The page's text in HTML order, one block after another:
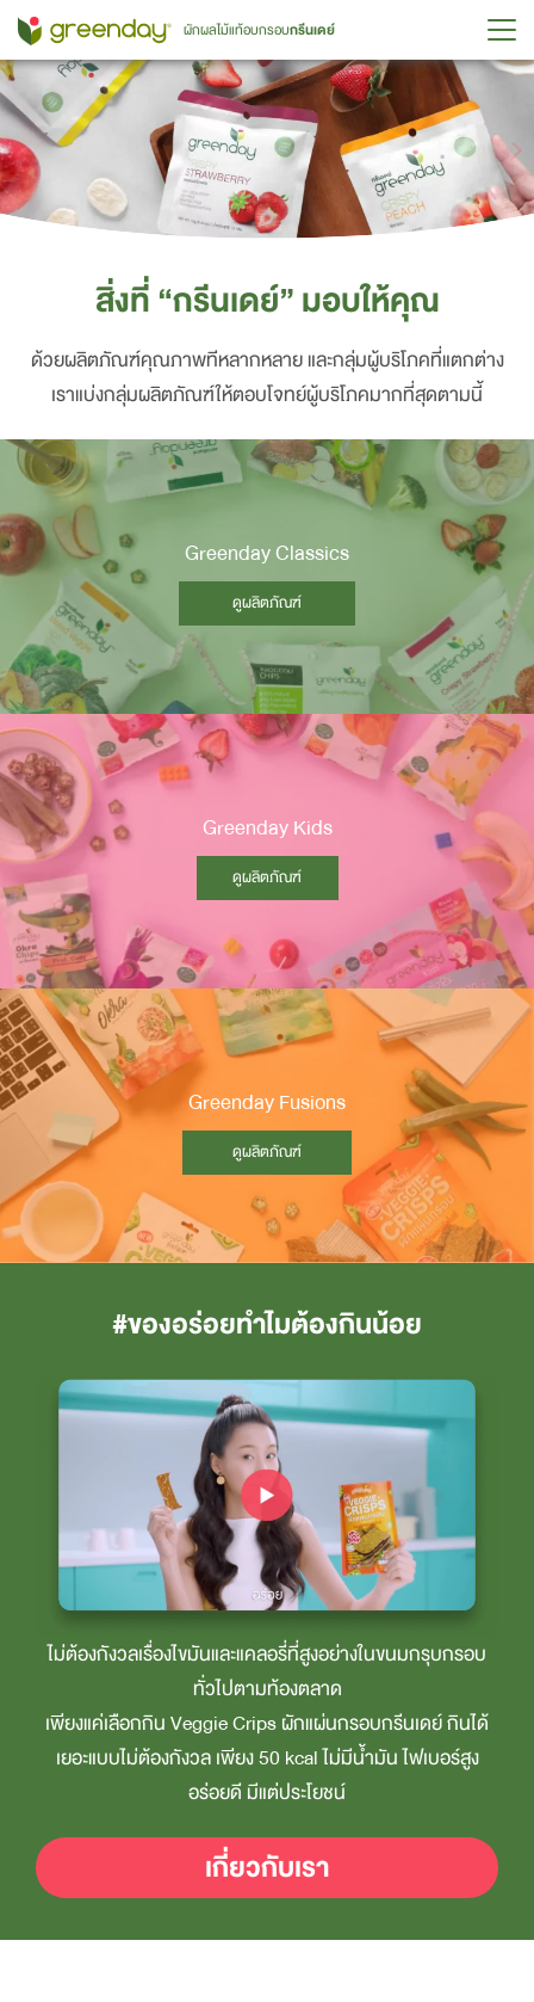
Skip
content
ผักผลไม้แท้อบกรอบกรีนเดย์
ค้นหา
สำหรับ:
ONLINE SHOP
สิ่งที่ “กรีนเดย์” มอบให้คุณ
ด้วยผลิตภัณฑ์คุณภาพทีหลากหลาย และกลุ่มผู้บริโภคที่แตกต่าง
เราแบ่งกลุ่มผลิตภัณฑ์ให้ตอบโจทย์ผู้บริโภคมากที่สุดตามนี้
Greenday Classics
ดูผลิตภัณฑ์
Greenday Kids
ดูผลิตภัณฑ์
Greenday Fusions
ดูผลิตภัณฑ์
#ของอร่อยทำไมต้องกินน้อย
ไม่ต้องกังวลเรื่องไขมันและแคลอรี่ที่สูงอย่างในขนมกรุบกรอบ
ทั่วไปตามท้องตลาด
เพียงแค่เลือกกิน Veggie Crips ผักแผ่นกรอบกรีนเดย์ กินได้
เยอะแบบไม่ต้องกังวล เพียง 50 kcal ไม่มีน้ำมัน ไฟเบอร์สูง
อร่อยดี มีแต่ประโยชน์
เกี่ยวกับเรา